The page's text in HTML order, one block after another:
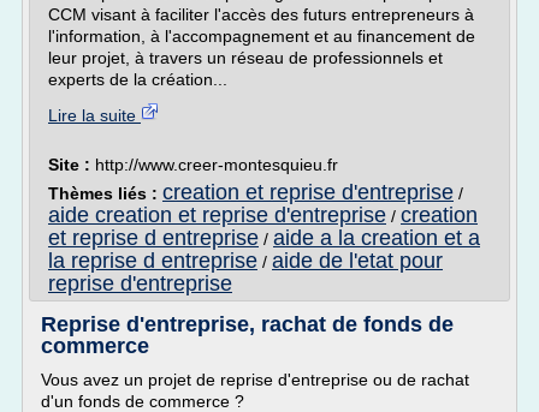
CCM visant à faciliter l'accès des futurs entrepreneurs à
l'information, à l'accompagnement et au financement de
leur projet, à travers un réseau de professionnels et
experts de la création...
Lire la suite
Site : http://www.creer-montesquieu.fr
Thèmes liés : creation et reprise d'entreprise /
aide creation et reprise d'entreprise / creation
et reprise d entreprise / aide a la creation et a
la reprise d entreprise / aide de l'etat pour
reprise d'entreprise
Reprise d'entreprise, rachat de fonds de
commerce
Vous avez un projet de reprise d'entreprise ou de rachat
d'un fonds de commerce ?